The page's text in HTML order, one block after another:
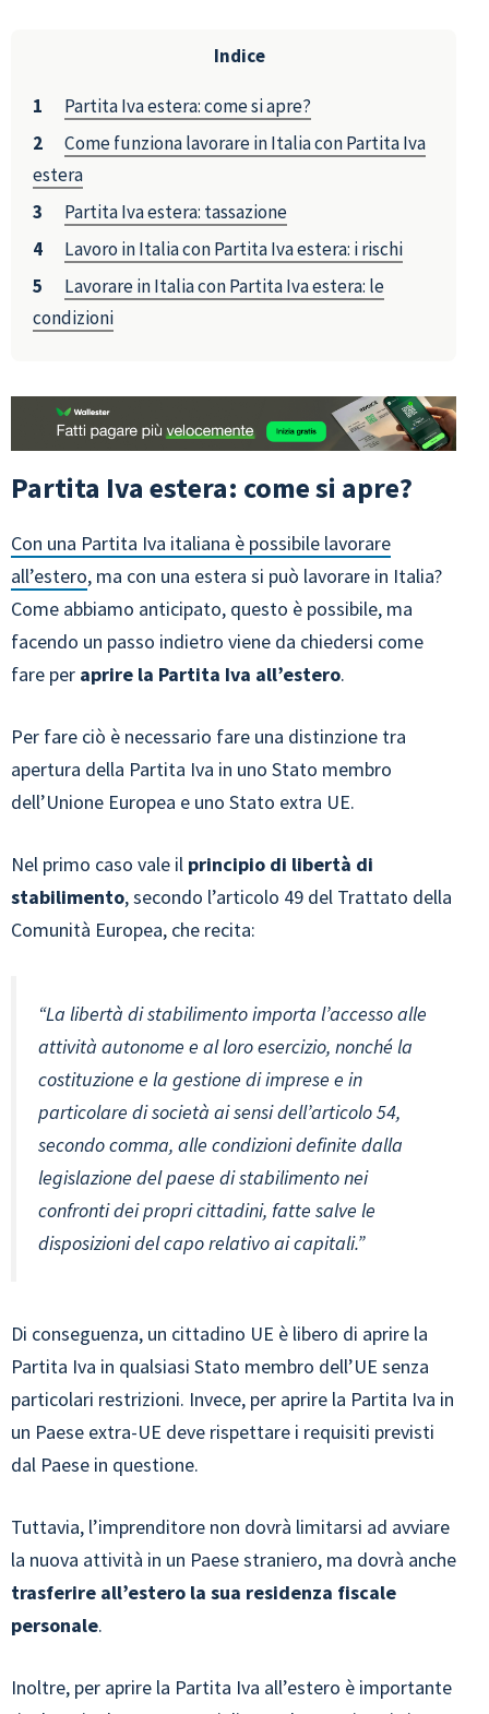
Indice
Partita Iva estera: come si apre?
Come funziona lavorare in Italia con Partita Iva
estera
Partita Iva estera: tassazione
Lavoro in Italia con Partita Iva estera: i rischi
Lavorare in Italia con Partita Iva estera: le
condizioni
Partita Iva estera: come si apre?
Con una Partita Iva italiana è possibile lavorare
all’estero, ma con una estera si può lavorare in Italia?
Come abbiamo anticipato, questo è possibile, ma
facendo un passo indietro viene da chiedersi come
fare per aprire la Partita Iva all’estero.
Per fare ciò è necessario fare una distinzione tra
apertura della Partita Iva in uno Stato membro
dell’Unione Europea e uno Stato extra UE.
Nel primo caso vale il principio di libertà di
stabilimento, secondo l’articolo 49 del Trattato della
Comunità Europea, che recita:
“La libertà di stabilimento importa l’accesso alle
attività autonome e al loro esercizio, nonché la
costituzione e la gestione di imprese e in
particolare di società ai sensi dell’articolo 54,
secondo comma, alle condizioni definite dalla
legislazione del paese di stabilimento nei
confronti dei propri cittadini, fatte salve le
disposizioni del capo relativo ai capitali.”
Di conseguenza, un cittadino UE è libero di aprire la
Partita Iva in qualsiasi Stato membro dell’UE senza
particolari restrizioni. Invece, per aprire la Partita Iva in
un Paese extra-UE deve rispettare i requisiti previsti
dal Paese in questione.
Tuttavia, l’imprenditore non dovrà limitarsi ad avviare
la nuova attività in un Paese straniero, ma dovrà anche
trasferire all’estero la sua residenza fiscale
personale.
Inoltre, per aprire la Partita Iva all’estero è importante